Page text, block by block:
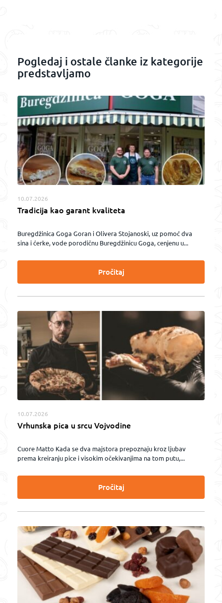
Pogledaj i ostale članke iz kategorije
predstavljamo
10.07.2026
Tradicija kao garant kvaliteta
Buregdžinica Goga Goran i Olivera Stojanoski, uz pomoć dva
sina i ćerke, vode porodičnu Buregdžinicu Goga, cenjenu u...
Pročitaj
10.07.2026
Vrhunska pica u srcu Vojvodine
Cuore Matto Kada se dva majstora prepoznaju kroz ljubav
prema kreiranju pice i visokim očekivanjima na tom putu,...
Pročitaj